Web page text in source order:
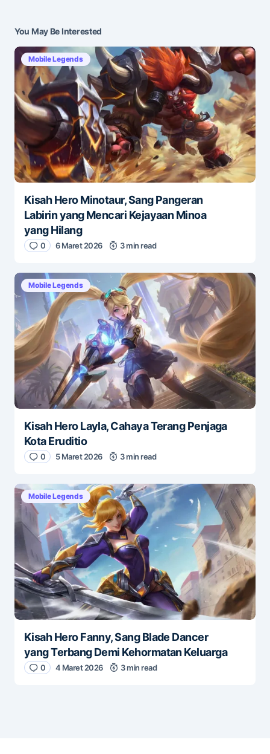
You May Be Interested
Mobile Legends
Kisah Hero Minotaur, Sang Pangeran
Labirin yang Mencari Kejayaan Minoa
yang Hilang
0 6 Maret 2026 3 min read
Mobile Legends
Kisah Hero Layla, Cahaya Terang Penjaga
Kota Eruditio
0 5 Maret 2026 3 min read
Mobile Legends
Kisah Hero Fanny, Sang Blade Dancer
yang Terbang Demi Kehormatan Keluarga
0 4 Maret 2026 3 min read